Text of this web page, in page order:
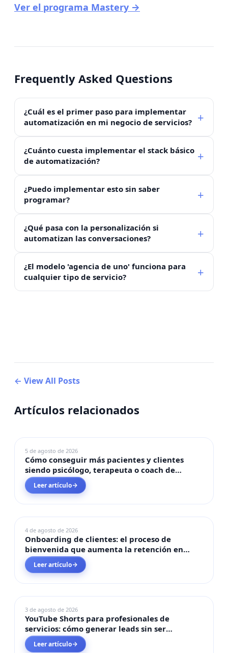
Ver el programa Mastery →
Frequently Asked Questions
¿Cuál es el primer paso para implementar
automatización en mi negocio de servicios?
¿Cuánto cuesta implementar el stack básico
de automatización?
¿Puedo implementar esto sin saber
programar?
¿Qué pasa con la personalización si
automatizan las conversaciones?
¿El modelo 'agencia de uno' funciona para
cualquier tipo de servicio?
← View All Posts
Artículos relacionados
5 de agosto de 2026
Cómo conseguir más pacientes y clientes
siendo psicólogo, terapeuta o coach de
bienestar en LATAM 2026
Leer artículo→
MARKETING DIGITAL
4 de agosto de 2026
Onboarding de clientes: el proceso de
bienvenida que aumenta la retención en
negocios de servicios 2026
Leer artículo→
MARKETING DIGITAL
3 de agosto de 2026
YouTube Shorts para profesionales de
servicios: cómo generar leads sin ser
influencer en 2026
Leer artículo→